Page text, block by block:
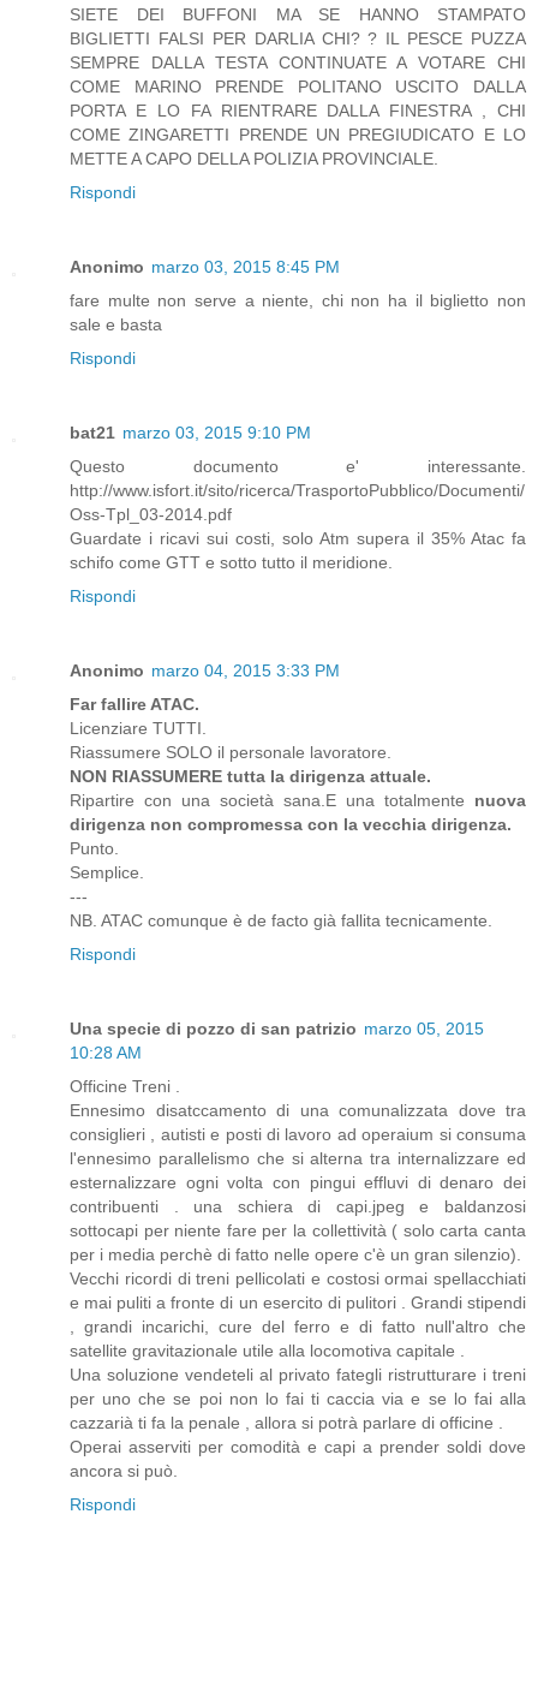
SIETE DEI BUFFONI MA SE HANNO STAMPATO
BIGLIETTI FALSI PER DARLIA CHI? ? IL PESCE PUZZA
SEMPRE DALLA TESTA CONTINUATE A VOTARE CHI
COME MARINO PRENDE POLITANO USCITO DALLA
PORTA E LO FA RIENTRARE DALLA FINESTRA , CHI
COME ZINGARETTI PRENDE UN PREGIUDICATO E LO
METTE A CAPO DELLA POLIZIA PROVINCIALE.
Rispondi
Anonimo marzo 03, 2015 8:45 PM
fare multe non serve a niente, chi non ha il biglietto non
sale e basta
Rispondi
bat21 marzo 03, 2015 9:10 PM
Questo documento e' interessante.
http://www.isfort.it/sito/ricerca/TrasportoPubblico/Documenti/
Oss-Tpl_03-2014.pdf
Guardate i ricavi sui costi, solo Atm supera il 35% Atac fa
schifo come GTT e sotto tutto il meridione.
Rispondi
Anonimo marzo 04, 2015 3:33 PM
Far fallire ATAC.
Licenziare TUTTI.
Riassumere SOLO il personale lavoratore.
NON RIASSUMERE tutta la dirigenza attuale.
Ripartire con una società sana.E una totalmente nuova
dirigenza non compromessa con la vecchia dirigenza.
Punto.
Semplice.
---
NB. ATAC comunque è de facto già fallita tecnicamente.
Rispondi
Una specie di pozzo di san patrizio marzo 05, 2015
10:28 AM
Officine Treni .
Ennesimo disatccamento di una comunalizzata dove tra
consiglieri , autisti e posti di lavoro ad operaium si consuma
l'ennesimo parallelismo che si alterna tra internalizzare ed
esternalizzare ogni volta con pingui effluvi di denaro dei
contribuenti . una schiera di capi.jpeg e baldanzosi
sottocapi per niente fare per la collettività ( solo carta canta
per i media perchè di fatto nelle opere c'è un gran silenzio).
Vecchi ricordi di treni pellicolati e costosi ormai spellacchiati
e mai puliti a fronte di un esercito di pulitori . Grandi stipendi
, grandi incarichi, cure del ferro e di fatto null'altro che
satellite gravitazionale utile alla locomotiva capitale .
Una soluzione vendeteli al privato fategli ristrutturare i treni
per uno che se poi non lo fai ti caccia via e se lo fai alla
cazzarià ti fa la penale , allora si potrà parlare di officine .
Operai asserviti per comodità e capi a prender soldi dove
ancora si può.
Rispondi